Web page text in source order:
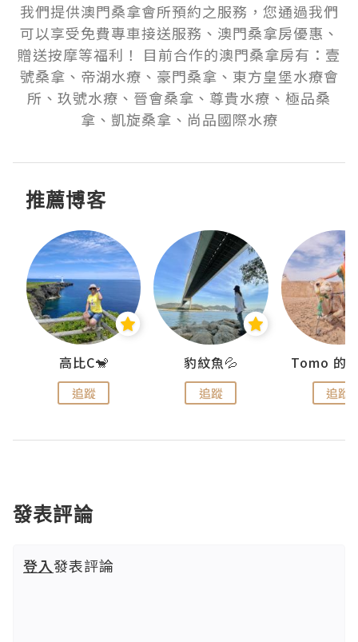
我們提供澳門桑拿會所預約之服務，您通過我們
可以享受免費專車接送服務、澳門桑拿房優惠、
贈送按摩等福利！ 目前合作的澳門桑拿房有：壹
號桑拿、帝湖水療、豪門桑拿、東方皇堡水療會
所、玖號水療、晉會桑拿、尊貴水療、極品桑
拿、凱旋桑拿、尚品國際水療
推薦博客
高比C🐒
追蹤
豹紋魚💦
追蹤 追蹤
發表評論
登入發表評論